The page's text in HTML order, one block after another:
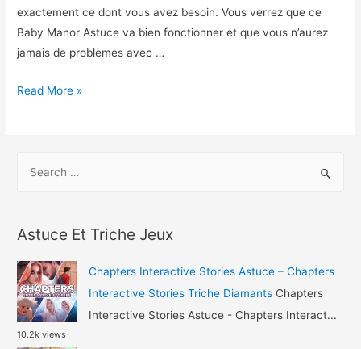
exactement ce dont vous avez besoin. Vous verrez que ce
Baby Manor Astuce va bien fonctionner et que vous n’aurez
jamais de problèmes avec …
Baby
Baby
Pieces
Bouteilles
Gratuit
Read More »
h
f
o
r
Astuce Et Triche Jeux
Chapters Interactive Stories Astuce – Chapters
Interactive Stories Triche Diamants Chapters
Interactive Stories Astuce - Chapters Interact...
10.2k views